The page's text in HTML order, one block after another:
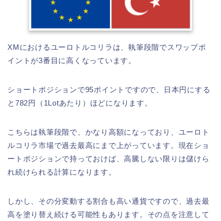
XMにおけるユーロトルコリラは、執筆段階でスワップポ
イントが3番目に高くなっています。
ショートポジションで95ポイントですので、日本円にする
と782円（1Lotあたり）ほどになります。
こちらは執筆段階で、かなり高額になっており、ユーロト
ルコリラ市場で過去最高にまで上がっています。現在ショ
ートポジションで持っておけば、高騰しない限りは儲けら
れ続けられる計算になります。
しかし、その分変動する割合も高い通貨ですので、過去最
高を塗り替え続ける可能性もあります。その点を注意して